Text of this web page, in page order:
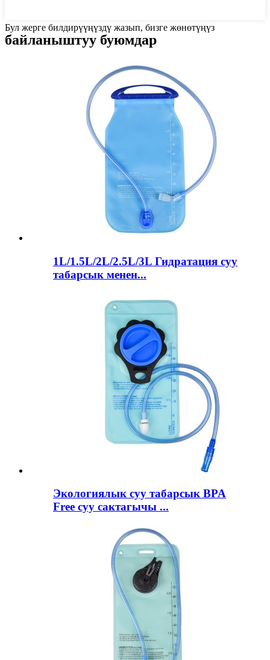
Бул жерге билдирүүңүздү жазып, бизге жөнөтүңүз
байланыштуу буюмдар
1L/1.5L/2L/2.5L/3L Гидратация суу
табарсык менен...
Экологиялык суу табарсык BPA
Free суу сактагычы ...